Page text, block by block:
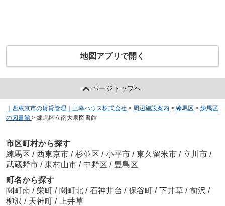
地図アプリで開く
ページトップへ
｜西東京市の賃貸管理｜三幸ハウス株式会社 > 周辺施設案内 > 練馬区 > 練馬区
の図書館 > 練馬区立南大泉図書館
市区町村から探す
練馬区 / 西東京市 / 杉並区 / 小平市 / 東久留米市 / 立川市 /
武蔵野市 / 東村山市 / 中野区 / 豊島区
町名から探す
関町南 / 栄町 / 関町北 / 石神井台 / 保谷町 / 下井草 / 前沢 /
柳沢 / 天神町 /
上井草